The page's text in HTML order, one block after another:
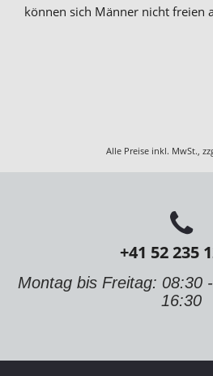
können sich Männer nicht freien
Alle Preise inkl. MwSt.,
+41 52 235
Montag bis Freitag: 08:30
16:30